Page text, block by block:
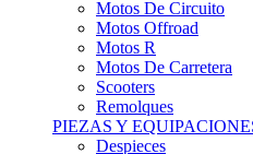
Motos R
Motos De Carretera
Scooters
Remolques
PIEZAS Y EQUIPACIONES
Despieces
Equipamiento